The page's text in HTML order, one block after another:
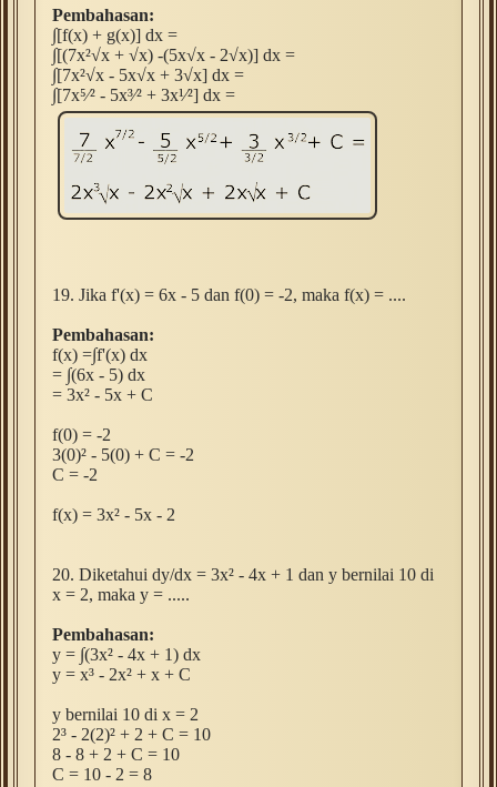
Pembahasan:
∫[f(x) + g(x)] dx =
∫[(7x²√x + √x) -(5x√x - 2√x)] dx =
∫[7x²√x - 5x√x + 3√x] dx =
∫[7x⁵⁄² - 5x³⁄² + 3x¹⁄²] dx =
19. Jika f'(x) = 6x - 5 dan f(0) = -2, maka f(x) = ....
Pembahasan:
f(x) =∫f'(x) dx
= ∫(6x - 5) dx
= 3x² - 5x + C
f(0) = -2
3(0)² - 5(0) + C = -2
C = -2
f(x) = 3x² - 5x - 2
20. Diketahui dy/dx = 3x² - 4x + 1 dan y bernilai 10 di
x = 2, maka y = .....
Pembahasan:
y = ∫(3x² - 4x + 1) dx
y = x³ - 2x² + x + C
y bernilai 10 di x = 2
2³ - 2(2)² + 2 + C = 10
8 - 8 + 2 + C = 10
C = 10 - 2 = 8